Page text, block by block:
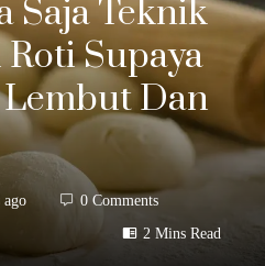
Saja Teknik
Supaya
Dan
ago
0 Comments
2 Mins Read